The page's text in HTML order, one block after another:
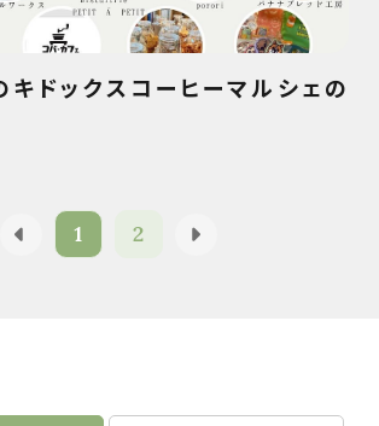
ドックスコーヒーマルシェの
1 2